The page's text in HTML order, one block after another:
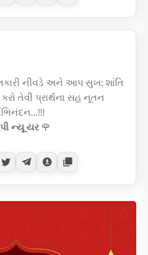
નીવડે અને આપ સુખ: શાંતિ
તેવી પ્રાર્થના સહ નૂતન
ન્યૂ યર 🌹